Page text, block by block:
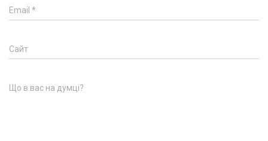
Email *
Сайт
Що в вас на думці?